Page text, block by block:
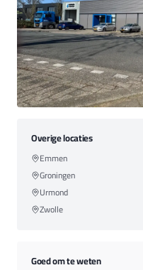
Overige locaties
Emmen
Groningen
Urmond
Zwolle
Goed om te weten